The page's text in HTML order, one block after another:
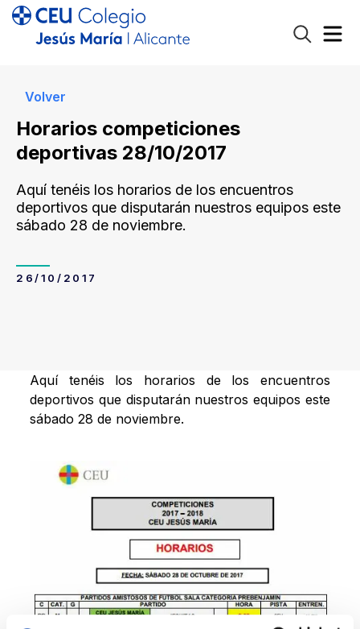
Volver
Horarios competiciones
deportivas 28/10/2017
Aquí tenéis los horarios de los encuentros
deportivos que disputarán nuestros equipos este
sábado 28 de noviembre.
26/10/2017
Aquí tenéis los horarios de los encuentros
deportivos que disputarán nuestros equipos este
sábado 28 de noviembre.